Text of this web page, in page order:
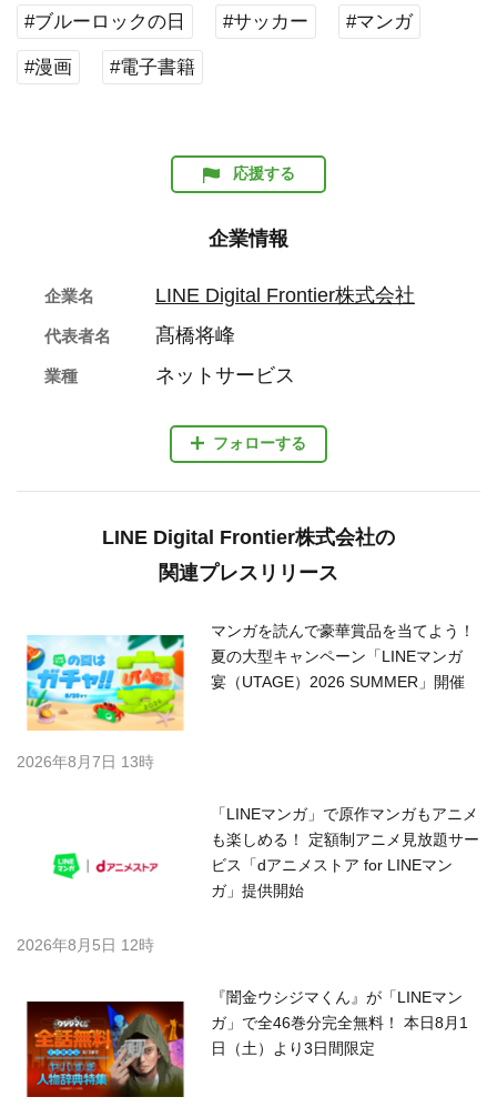
#ブルーロックの日 #サッカー #マンガ
#漫画 #電子書籍
応援する
企業情報
フォローする
企業名 LINE Digital Frontier株式会社
代表者名 髙橋将峰
業種 ネットサービス
LINE Digital Frontier株式会社の
関連プレスリリース
マンガを読んで豪華賞品を当てよう！
夏の大型キャンペーン「LINEマンガ
宴（UTAGE）2026 SUMMER」開催
2026年8月7日 13時
「LINEマンガ」で原作マンガもアニメ
も楽しめる！ 定額制アニメ見放題サー
ビス「dアニメストア for LINEマン
ガ」提供開始
2026年8月5日 12時
『闇金ウシジマくん』が「LINEマン
ガ」で全46巻分完全無料！ 本日8月1
日（土）より3日間限定